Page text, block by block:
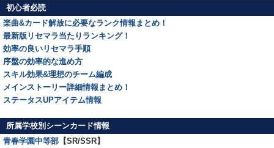
初心者必読
楽曲&カード解放に必要なランク情報まとめ！
最新版リセマラ当たりランキング！
効率の良いリセマラ手順
序盤の効率的な進め方
スキル効果&理想のチーム編成
メインストーリー詳細情報まとめ！
ステータスUPアイテム情報
所属学校別シーンカード情報
青春学園中等部 【SR/SSR】